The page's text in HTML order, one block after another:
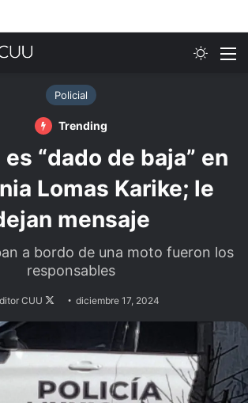
Policial
Trending
“dado de baja” en
Lomas Karike; le
mensaje
a bordo de una moto fueron los
responsables
CUU
Follow
on
diciembre 17, 2024